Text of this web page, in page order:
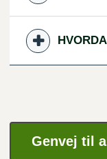
Genvej til